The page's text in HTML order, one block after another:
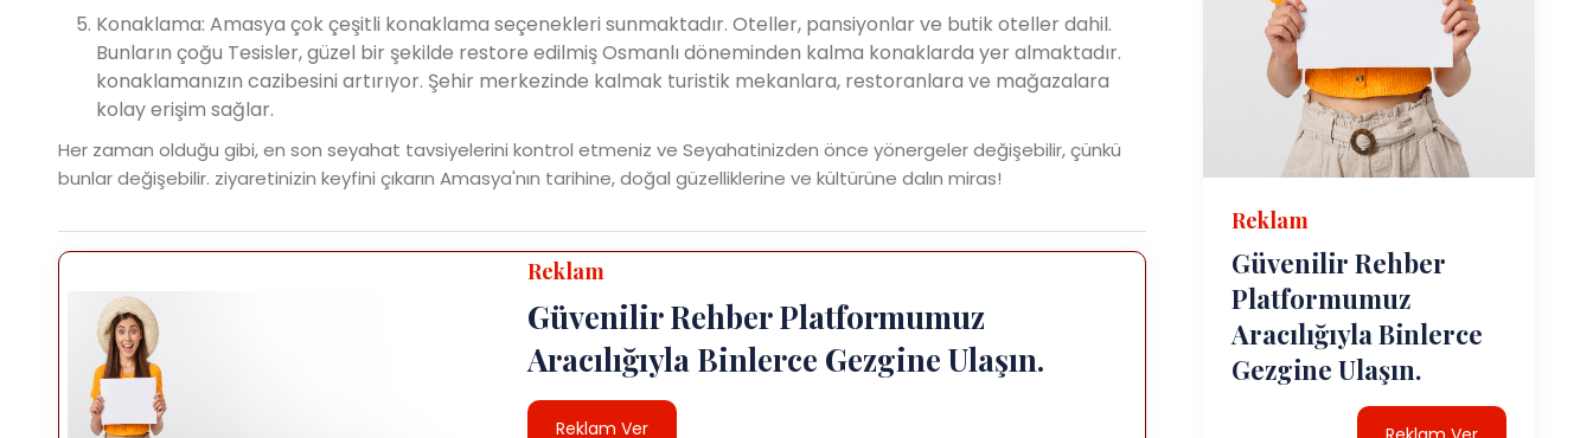
Konaklama: Amasya çok çeşitli konaklama seçenekleri sunmaktadır. Oteller, pansiyonlar ve butik oteller dahil.
Bunların çoğu Tesisler, güzel bir şekilde restore edilmiş Osmanlı döneminden kalma konaklarda yer almaktadır.
konaklamanızın cazibesini artırıyor. Şehir merkezinde kalmak turistik mekanlara, restoranlara ve mağazalara
kolay erişim sağlar.
Her zaman olduğu gibi, en son seyahat tavsiyelerini kontrol etmeniz ve Seyahatinizden önce yönergeler değişebilir, çünkü
bunlar değişebilir. ziyaretinizin keyfini çıkarın Amasya'nın tarihine, doğal güzelliklerine ve kültürüne dalın miras!
Reklam
Güvenilir Rehber Platformumuz
Aracılığıyla Binlerce Gezgine Ulaşın.
Reklam Ver
Reklam
Güvenilir Rehber
Platformumuz
Aracılığıyla Binlerce
Gezgine Ulaşın.